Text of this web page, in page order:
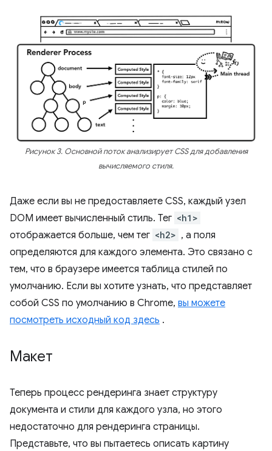
Рисунок 3. Основной поток анализирует CSS для добавления
вычисляемого стиля.
Даже если вы не предоставляете CSS, каждый узел
DOM имеет вычисленный стиль. Тег <h1>
отображается больше, чем тег <h2> , а поля
определяются для каждого элемента. Это связано с
тем, что в браузере имеется таблица стилей по
умолчанию. Если вы хотите узнать, что представляет
собой CSS по умолчанию в Chrome, вы можете
посмотреть исходный код здесь .
Макет
Теперь процесс рендеринга знает структуру
документа и стили для каждого узла, но этого
недостаточно для рендеринга страницы.
Представьте, что вы пытаетесь описать картину